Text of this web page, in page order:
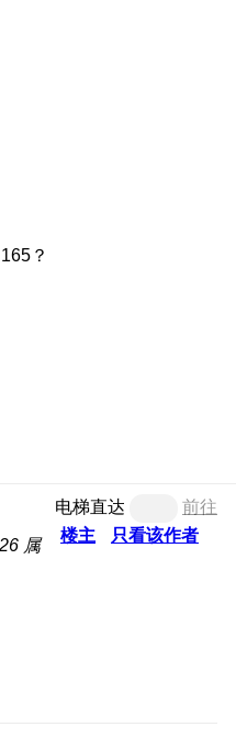
？
电梯直达
前往
楼主
只看该作者
属